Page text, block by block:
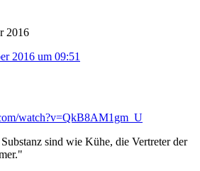
2016
2016 um 09:51
watch?v=QkB8AM1gm_U
sind wie Kühe, die Vertreter der